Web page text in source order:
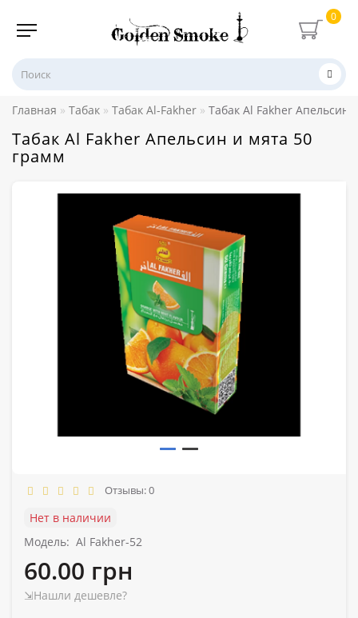
0
Главная Табак Табак Al-Fakher Табак Al Fakher Апельсин
Табак Al Fakher Апельсин и мята 50
грамм
Отзывы: 0
Нет в наличии
Модель: Al Fakher-52
60.00 грн
⇲Нашли дешевле?